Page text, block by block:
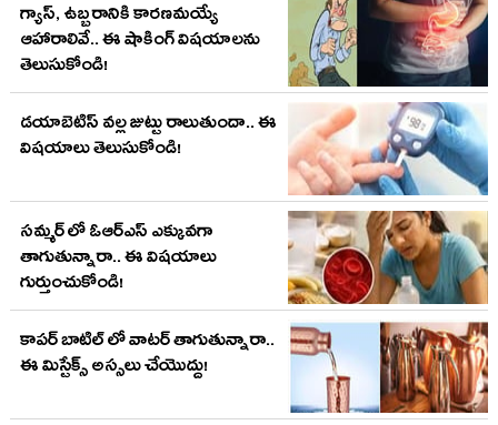
గ్యాస్, ఉబ్బరానికి కారణమయ్యే
ఆహారాలివే.. ఈ షాకింగ్ విషయాలను
తెలుసుకోండి!
డయాబెటిస్ వల్ల జుట్టు రాలుతుందా.. ఈ
విషయాలు తెలుసుకోండి!
సమ్మర్ లో ఓఆర్ఎస్ ఎక్కువగా
తాగుతున్నారా.. ఈ విషయాలు
గుర్తుంచుకోండి!
కాపర్ బాటిల్ లో వాటర్ తాగుతున్నారా..
ఈ మిస్టేక్స్ అస్సలు చేయొద్దు!